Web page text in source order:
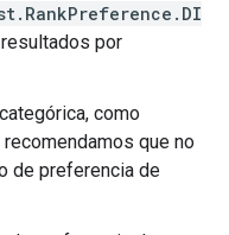
por
como
recomendamos que no
de preferencia de